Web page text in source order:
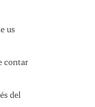
us
contar
del